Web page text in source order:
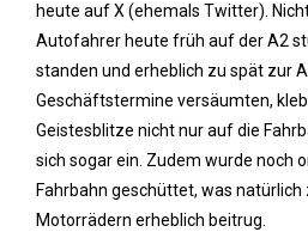
heute auf X (ehemals Twitter).
Autofahrer heute früh auf der A2
standen und erheblich zu spät zur
Geschäftstermine versäumten,
Geistesblitze nicht nur auf die
sich sogar ein. Zudem wurde noch
Fahrbahn geschüttet, was
Motorrädern erheblich beitrug.